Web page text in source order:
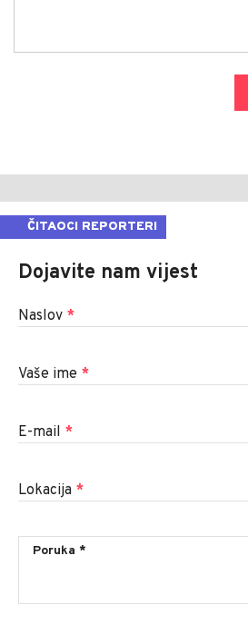
ČITAOCI REPORTERI
Dojavite nam vijest
Naslov *
Vaše ime *
E-mail *
Lokacija *